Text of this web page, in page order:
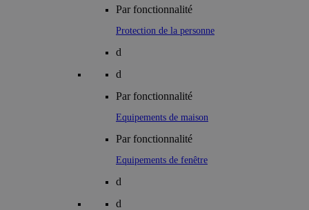
Par fonctionnalité
Protection de la personne
d
d
Par fonctionnalité
Equipements de maison
Par fonctionnalité
Equipements de fenêtre
d
d